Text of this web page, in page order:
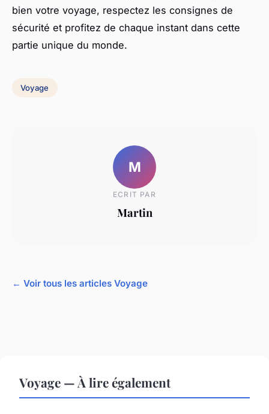
bien votre voyage, respectez les consignes de
sécurité et profitez de chaque instant dans cette
partie unique du monde.
Voyage
M
ECRIT PAR
Martin
← Voir tous les articles Voyage
Voyage — À lire également